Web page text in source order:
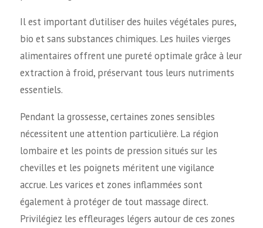
Il est important d’utiliser des huiles végétales pures,
bio et sans substances chimiques. Les huiles vierges
alimentaires offrent une pureté optimale grâce à leur
extraction à froid, préservant tous leurs nutriments
essentiels.
Pendant la grossesse, certaines zones sensibles
nécessitent une attention particulière. La région
lombaire et les points de pression situés sur les
chevilles et les poignets méritent une vigilance
accrue. Les varices et zones inflammées sont
également à protéger de tout massage direct.
Privilégiez les effleurages légers autour de ces zones